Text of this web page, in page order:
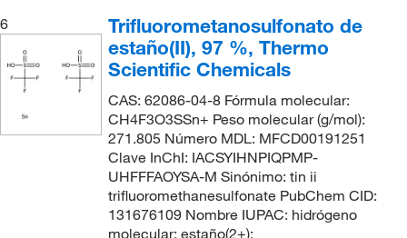
6
Trifluorometanosulfonato de
estaño(II), 97 %, Thermo
Scientific Chemicals
CAS: 62086-04-8 Fórmula molecular:
CH4F3O3SSn+ Peso molecular (g/mol):
271.805 Número MDL: MFCD00191251
Clave InChI: IACSYIHNPIQPMP-
UHFFFAOYSA-M Sinónimo: tin ii
trifluoromethanesulfonate PubChem CID:
131676109 Nombre IUPAC: hidrógeno
molecular; estaño(2+);